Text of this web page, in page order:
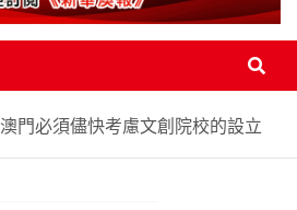
澳門必須儘快考慮文創院校的設立